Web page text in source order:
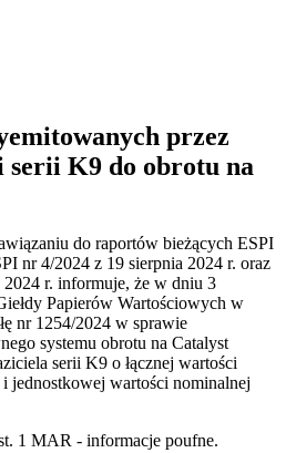
przez
serii K9 do obrotu na
do raportów bieżących ESPI
nr 4/2024 z 19 sierpnia 2024 r. oraz
r. informuje, że w dniu 3
Papierów Wartościowych w
nr 1254/2024 w sprawie
systemu obrotu na Catalyst
serii K9 o łącznej wartości
jednostkowej wartości nominalnej
1 MAR - informacje poufne.